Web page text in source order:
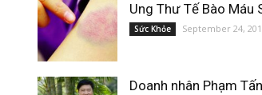
Ung Thư Tế Bào Máu
Sức Khỏe September 24,
Doanh nhân Phạm Tấn